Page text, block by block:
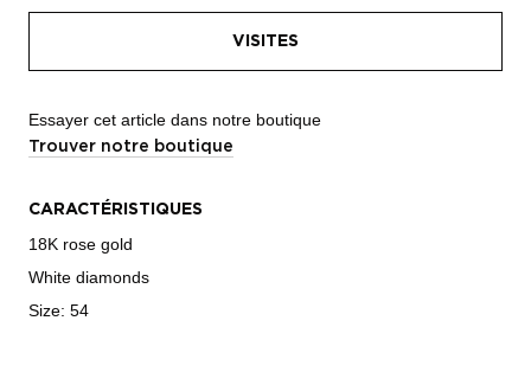
VISITES
Essayer cet article dans notre boutique
Trouver notre boutique
CARACTÉRISTIQUES
18K rose gold
White diamonds
Size: 54